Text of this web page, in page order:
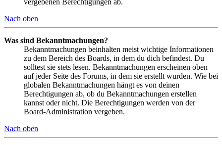
Nach oben
Was sind Bekanntmachungen?
Bekanntmachungen beinhalten meist wichtige Informationen
zu dem Bereich des Boards, in dem du dich befindest. Du
solltest sie stets lesen. Bekanntmachungen erscheinen oben
auf jeder Seite des Forums, in dem sie erstellt wurden. Wie bei
globalen Bekanntmachungen hängt es von deinen
Berechtigungen ab, ob du Bekanntmachungen erstellen
kannst oder nicht. Die Berechtigungen werden von der
Board-Administration vergeben.
Nach oben